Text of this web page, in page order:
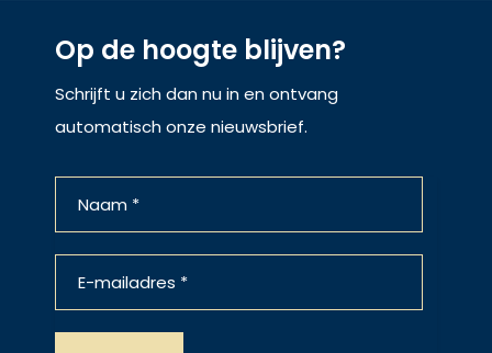
Op de hoogte blijven?
Schrijft u zich dan nu in en ontvang
automatisch onze nieuwsbrief.